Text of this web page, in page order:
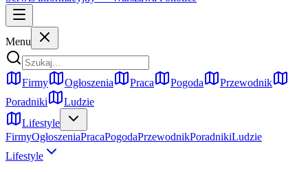
Menu
Firmy Ogłoszenia Praca Pogoda
Przewodnik
Poradniki
Ludzie
Lifestyle
FirmyOgłoszeniaPracaPogodaPrzewodnikPoradnikiLudzie
Lifestyle